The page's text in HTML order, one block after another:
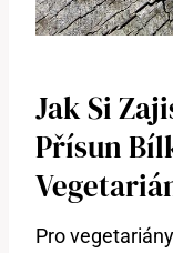
Jak Si
Přísun
Pro